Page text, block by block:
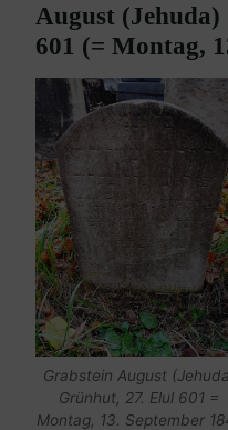
August
601 (= Montag,
Grabstein August
Grünhut, 27. Elul 601 =
Montag, 13. September